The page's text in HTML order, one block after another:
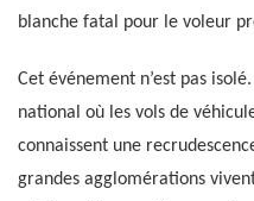
blanche fatal pour le voleur
Cet événement n’est pas
national où les vols de
connaissent une
grandes agglomérations